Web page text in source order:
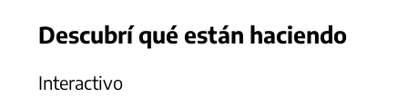
Descubrí qué están haciendo
Interactivo